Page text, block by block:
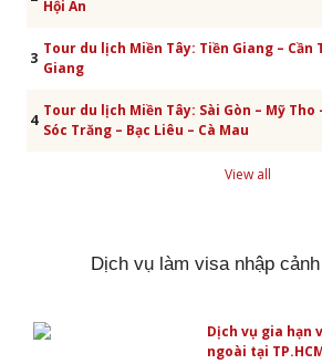
Hội An
3
Tour du lịch Miền Tây: Tiền Giang – Cần
Giang
4
Tour du lịch Miền Tây: Sài Gòn – Mỹ Tho
Sóc Trăng – Bạc Liêu – Cà Mau
View all
Dịch vụ làm visa nhập
Dịch vụ gia hạn
ngoài tại